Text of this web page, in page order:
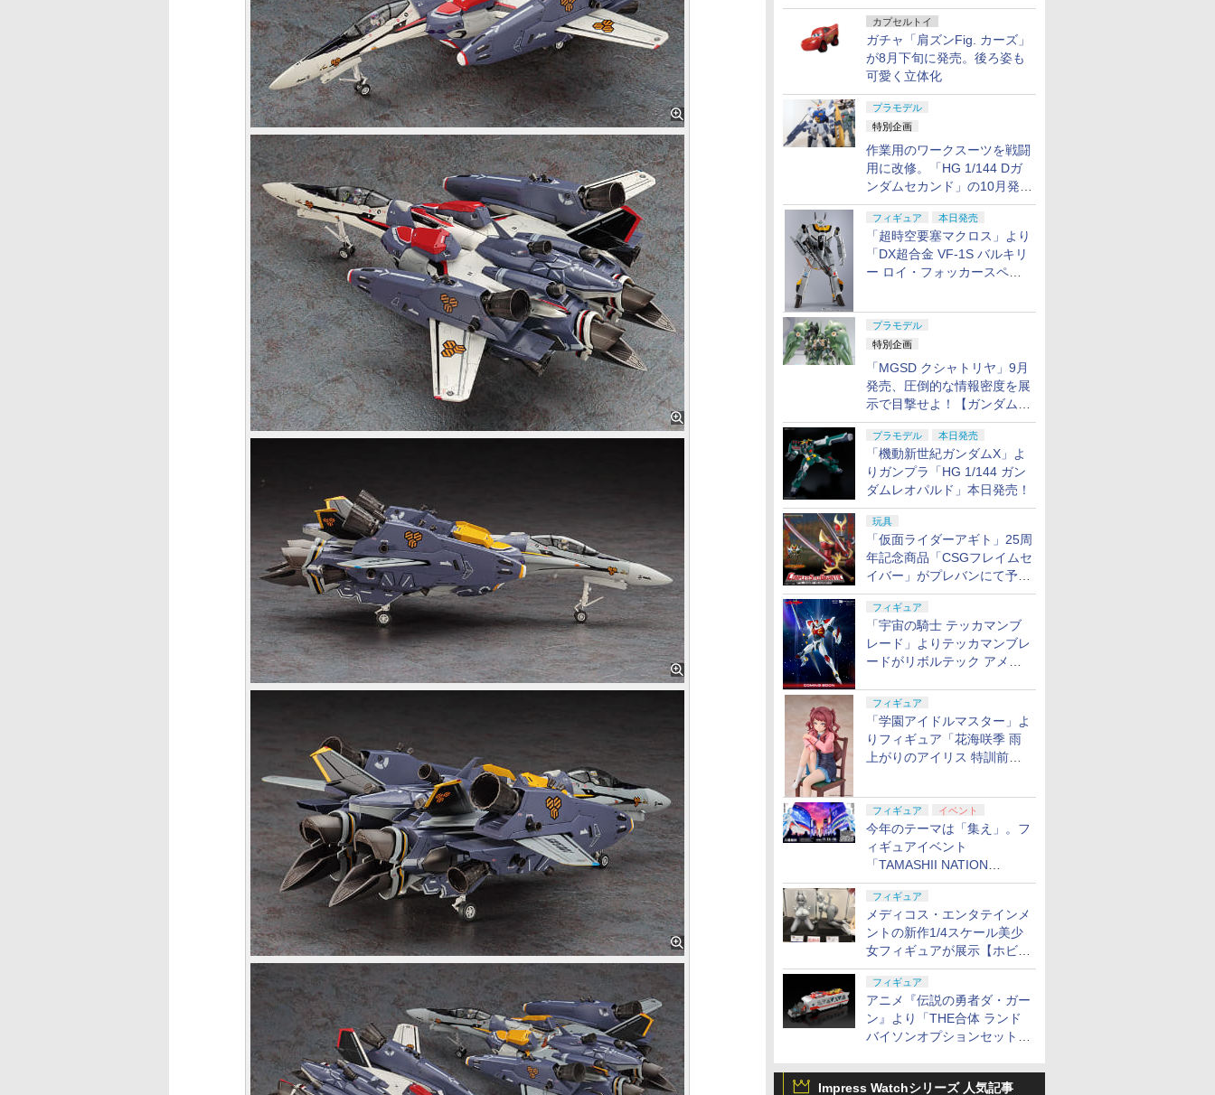
日発売！
カプセルトイ
ガチャ「肩ズンFig. カーズ」
が8月下旬に発売。後ろ姿も
可愛く立体化
プラモデル
特別企画
作業用のワークスーツを戦闘
用に改修。「HG 1/144 Dガ
ンダムセカンド」の10月発送
分が予約受付中【ガンダムベ
ース撮り下ろし】
フィギュア 本日発売
「超時空要塞マクロス」より
「DX超合金 VF-1S バルキリ
ー ロイ・フォッカースペシ
プラモデル
特別企画
「MGSD クシャトリヤ」9月
発売、圧倒的な情報密度を展
示で目撃せよ！【ガンダムベ
ース撮り下ろし】
プラモデル 本日発売
「機動新世紀ガンダムX」よ
りガンプラ「HG 1/144 ガン
ダムレオパルド」本日発売！
玩具
「仮面ライダーアギト」25周
年記念商品「CSGフレイムセ
イバー」がプレバンにて予約
開始
フィギュア
「宇宙の騎士 テッカマンブ
レード」よりテッカマンブレ
ードがリボルテック アメイ
定
フィギュア
「学園アイドルマスター」よ
りフィギュア「花海咲季 雨
上がりのアイリス 特訓前
フィギュア イベント
今年のテーマは「集え」。フ
ィギュアイベント
「TAMASHII NATION
2026」が11月13日より開催
決定
フィギュア
メディコス・エンタテインメ
ントの新作1/4スケール美少
女フィギュアが展示【ホビー
メーカー合同展示会】
フィギュア
アニメ『伝説の勇者ダ・ガー
ン』より「THE合体 ランド
バイソンオプションセット」
Impress Watchシリーズ 人気記事